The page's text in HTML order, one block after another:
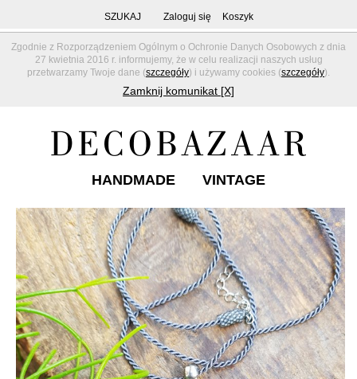
Zgodnie z Rozporządzeniem Ogólnym o Ochronie Danych Osobowych z dnia
27 kwietnia 2016 r. informujemy, że w celu realizacji naszych usług
przetwarzamy Twoje dane (szczegóły) i używamy cookies (szczegóły).
Zamknij komunikat [X]
SZUKAJ Zaloguj się Koszyk
HANDMADE VINTAGE